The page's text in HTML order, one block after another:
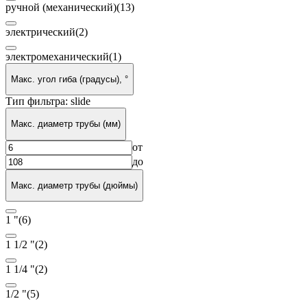
ручной (механический)(13)
электрический(2)
электромеханический(1)
Макс. угол гиба (градусы), °
Тип фильтра: slide
Макс. диаметр трубы (мм)
от
до
Макс. диаметр трубы (дюймы)
1 "(6)
1 1/2 "(2)
1 1/4 "(2)
1/2 "(5)